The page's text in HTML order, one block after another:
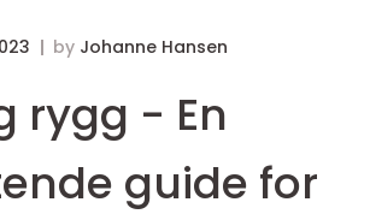
by Johanne Hansen
rygg - En
guide for